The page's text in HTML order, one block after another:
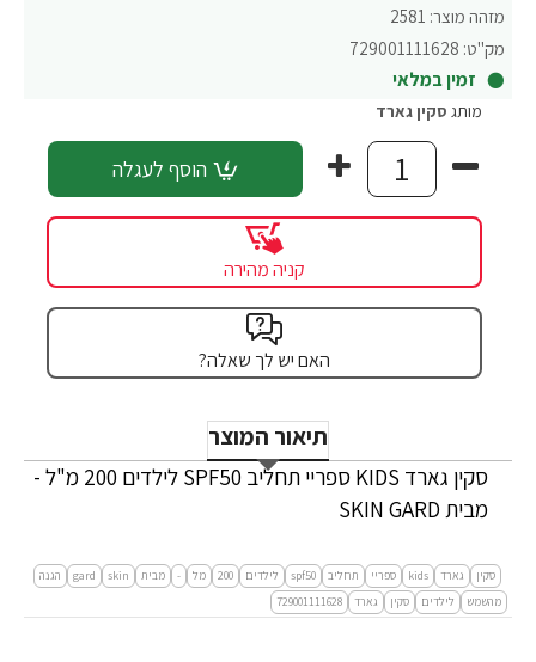
מזהה מוצר: 2581
מק"ט: 729001111628
זמין במלאי
מותג סקין גארד
הוסף לעגלה
קניה מהירה
האם יש לך שאלה?
תיאור המוצר
סקין גארד KIDS ספריי תחליב SPF50 לילדים 200 מ"ל -
מבית SKIN GARD
סקין גארד kids ספריי תחליב spf50 לילדים 200 מל - מבית skin
gard
הגנה
מהשמש
לילדים סקין גארד 729001111628